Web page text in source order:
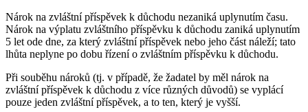
Nárok na zvláštní příspěvek k důchodu nezaniká uplynutím času.
Nárok na výplatu zvláštního příspěvku k důchodu zaniká uplynutím
5 let ode dne, za který zvláštní příspěvek nebo jeho část náleží; tato
lhůta neplyne po dobu řízení o zvláštním příspěvku k důchodu.
Při souběhu nároků (tj. v případě, že žadatel by měl nárok na
zvláštní příspěvek k důchodu z více různých důvodů) se vyplácí
pouze jeden zvláštní příspěvek, a to ten, který je vyšší.